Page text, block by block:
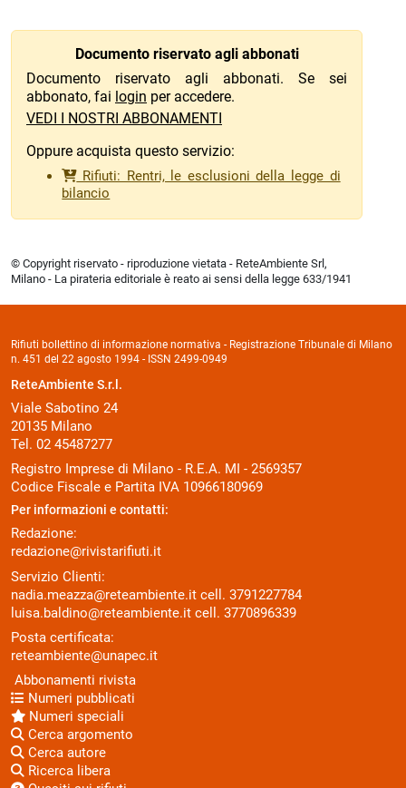
Documento riservato agli abbonati
Documento riservato agli abbonati. Se sei
abbonato, fai login per accedere.
VEDI I NOSTRI ABBONAMENTI
Oppure acquista questo servizio:
Rifiuti: Rentri, le esclusioni della legge di
bilancio
© Copyright riservato - riproduzione vietata - ReteAmbiente Srl,
Milano - La pirateria editoriale è reato ai sensi della legge 633/1941
Rifiuti bollettino di informazione normativa - Registrazione Tribunale di Milano
n. 451 del 22 agosto 1994 - ISSN 2499-0949
ReteAmbiente S.r.l.
Viale Sabotino 24
20135 Milano
Tel. 02 45487277
Registro Imprese di Milano - R.E.A. MI - 2569357
Codice Fiscale e Partita IVA 10966180969
Per informazioni e contatti:
Redazione:
redazione@rivistarifiuti.it
Servizio Clienti:
nadia.meazza@reteambiente.it cell. 3791227784
luisa.baldino@reteambiente.it cell. 3770896339
Posta certificata:
reteambiente@unapec.it
Abbonamenti rivista
Numeri pubblicati
Numeri speciali
Cerca argomento
Cerca autore
Ricerca libera